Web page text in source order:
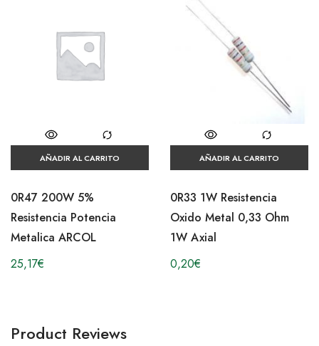
AÑADIR AL CARRITO
0R47 200W 5%
Resistencia Potencia
Metalica ARCOL
25,17€
AÑADIR AL CARRITO
0R33 1W Resistencia
Oxido Metal 0,33 Ohm
1W Axial
0,20€
Product Reviews